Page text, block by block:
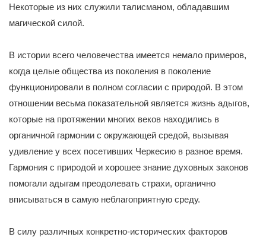
Некоторые из них служили талисманом, обладавшим
магической силой.
В истории всего человечества имеется немало примеров,
когда целые общества из поколения в поколение
функционировали в полном согласии с природой. В этом
отношении весьма показательной является жизнь адыгов,
которые на протяжении многих веков находились в
органичной гармонии с окружающей средой, вызывая
удивление у всех посетивших Черкесию в разное время.
Гармония с природой и хорошее знание духовных законов
помогали адыгам преодолевать страхи, органично
вписываться в самую неблагоприятную среду.
В силу различных конкретно-исторических факторов